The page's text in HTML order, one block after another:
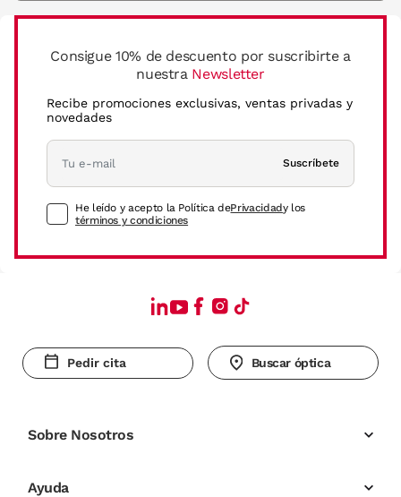
Consigue 10% de descuento por suscribirte a
nuestra Newsletter
Recibe promociones exclusivas, ventas privadas y
novedades
Suscríbete
He leído y acepto la Política dePrivacidady los
términos y condiciones
Pedir cita Buscar óptica
Sobre Nosotros
Ayuda